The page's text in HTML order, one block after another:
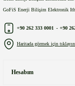
GoFiS Enerji Bilişim Elektronik
+90 262 333 0001 - +90
Haritada görmek için
Hesabım